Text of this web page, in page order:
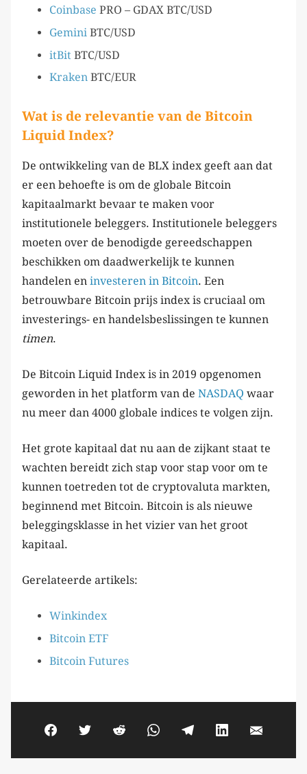
Coinbase PRO – GDAX BTC/USD
Gemini BTC/USD
itBit BTC/USD
Kraken BTC/EUR
Wat is de relevantie van de Bitcoin
Liquid Index?
De ontwikkeling van de BLX index geeft aan dat
er een behoefte is om de globale Bitcoin
kapitaalmarkt bevaar te maken voor
institutionele beleggers. Institutionele beleggers
moeten over de benodigde gereedschappen
beschikken om daadwerkelijk te kunnen
handelen en investeren in Bitcoin. Een
betrouwbare Bitcoin prijs index is cruciaal om
investerings- en handelsbeslissingen te kunnen
timen.
De Bitcoin Liquid Index is in 2019 opgenomen
geworden in het platform van de NASDAQ waar
nu meer dan 4000 globale indices te volgen zijn.
Het grote kapitaal dat nu aan de zijkant staat te
wachten bereidt zich stap voor stap voor om te
kunnen toetreden tot de cryptovaluta markten,
beginnend met Bitcoin. Bitcoin is als nieuwe
beleggingsklasse in het vizier van het groot
kapitaal.
Gerelateerde artikels:
Winkindex
Bitcoin ETF
Bitcoin Futures